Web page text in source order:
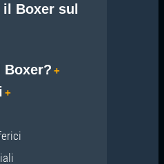
Boxer sul
Boxer?